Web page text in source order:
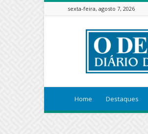
sexta-feira, agosto 7, 2026
ODEBATEON
Home Destaques